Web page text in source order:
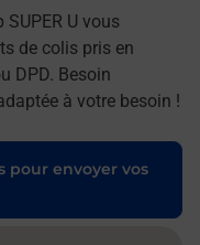
U vous
de colis pris en
DPD. Besoin
à votre besoin !
pour envoyer vos